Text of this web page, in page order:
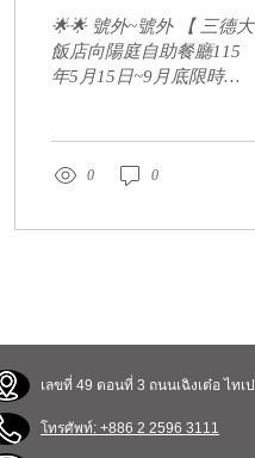
費」午餐/下午
餐全面適用~🌟🌟
🌟🌟 號外~號外 【 三德大
飯店向陽庭自助餐廳115
年5月15日~9月底限時回
用~】 🌟🌟 青春不止，我
雨新知的貴賓同學們，一
一，第十一位免費。全餐
115年05月15日起～115年
0 0
เลขที่ 49 ตอนที่ 3 ถนนเฉิงเต๋อ ไทเ
โทรศัพท์: +886 2 2596 3111